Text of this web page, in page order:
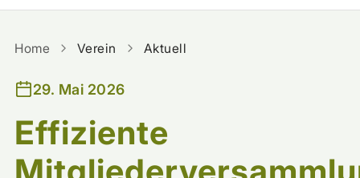
Home Verein Aktuell
29. Mai 2026
Effiziente